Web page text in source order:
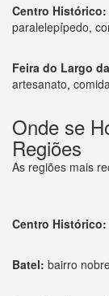
Centro Histórico:
paralelepípedo,
Feira do Largo
artesanato,
Onde se
Regiões
As regiões mais
Centro Histórico:
Batel: bairro